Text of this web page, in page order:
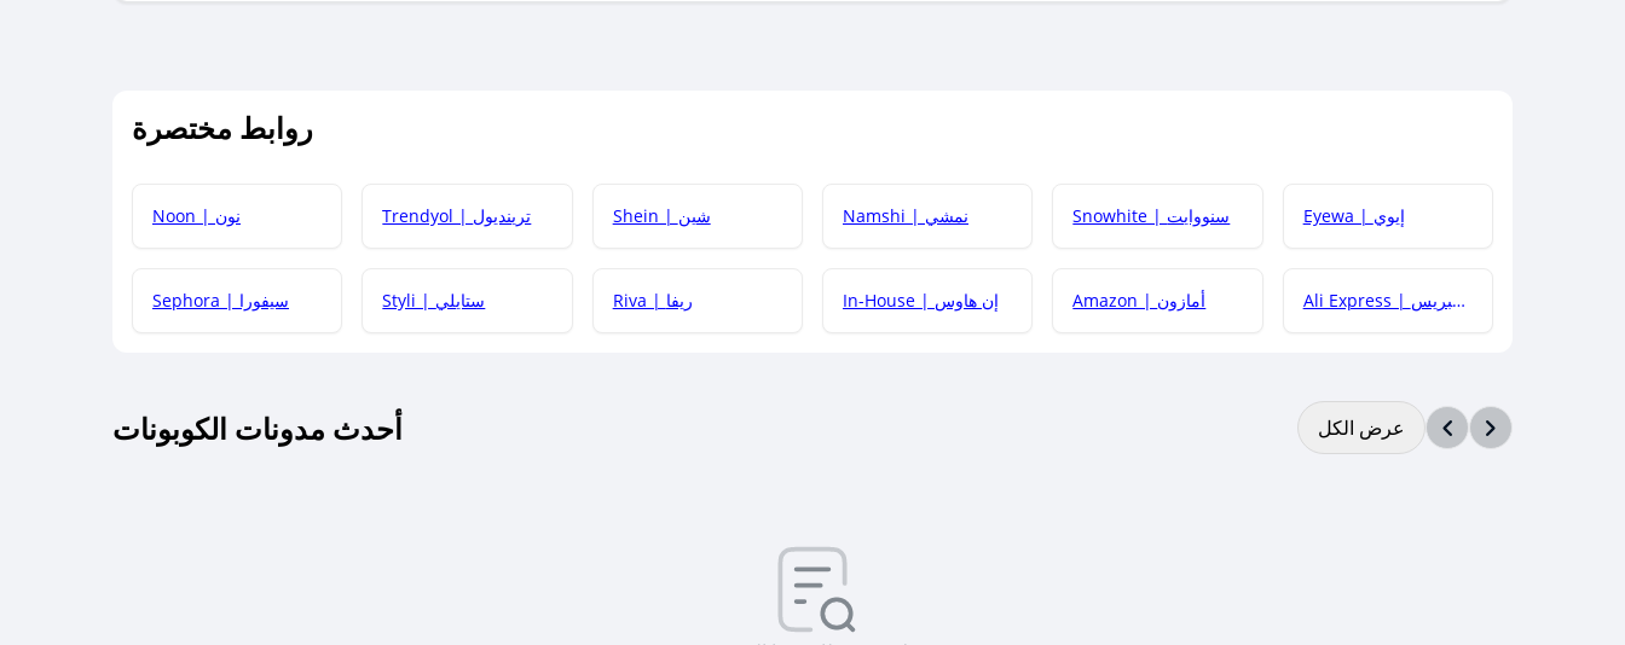
روابط مختصرة
Noon | نون Trendyol | ترينديول Shein | شين Namshi | نمشي Snowhite | سنووايت Eyewa | إيوي
Sephora | سيفورا Styli | ستايلي Riva | ريفا In-House | إن هاوس Amazon | أمازون Ali Express | علي إكسبريس
أحدث مدونات الكوبونات عرض الكل